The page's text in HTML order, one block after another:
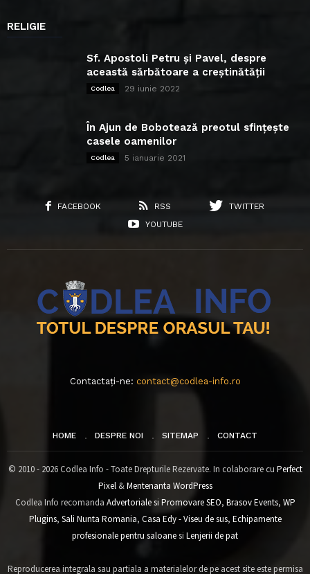
RELIGIE
Sf. Apostoli Petru și Pavel, despre
această sărbătoare a creștinătății
Codlea 29 iunie 2022
În Ajun de Bobotează preotul sfințește
casele oamenilor
Codlea 5 ianuarie 2021
FACEBOOK RSS
TWITTER
YOUTUBE
Contactați-ne: contact@codlea-info.ro
HOME DESPRE NOI SITEMAP CONTACT
© 2010 - 2026 Codlea Info - Toate Drepturile Rezervate. In colaborare cu Perfect
Pixel&Mentenanta WordPress
Codlea Info recomanda Advertoriale si Promovare SEO, Brasov Events, WP
Plugins, Sali Nunta Romania, Casa Edy - Viseu de sus, Echipamente
profesionale pentru saloanesi Lenjerii de pat
Reproducerea integrala sau partiala a materialelor de pe acest site este permisa